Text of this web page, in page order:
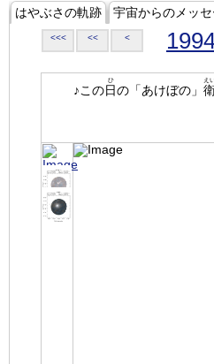
はやぶさの軌跡 宇宙からのメッ
<<< << <
♪この日
ひ
の「あけぼの」
え